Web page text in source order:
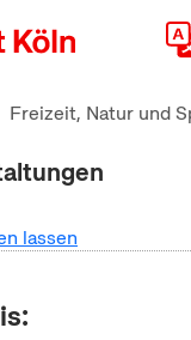
Freizeit, Natur und
lassen